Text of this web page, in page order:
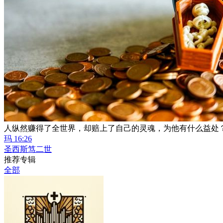
人纵然赚得了全世界，却赔上了自己的灵魂，为他有什么益处
玛 16:26
圣西斯笃二世
推荐专辑
全部